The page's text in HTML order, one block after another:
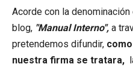
Acorde con la
blog, "Manual Interno", a
pretendemos difundir,
nuestra firma se tratara,